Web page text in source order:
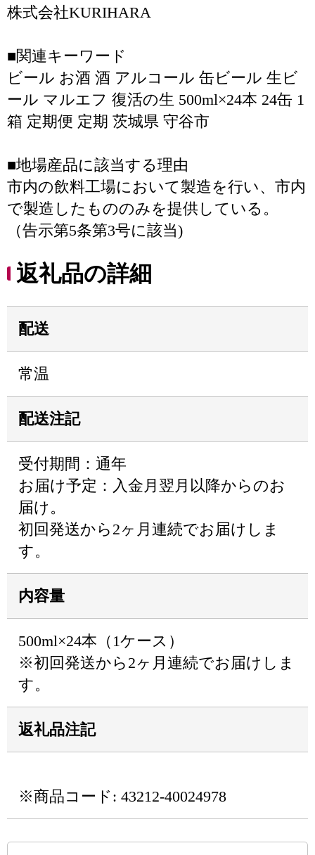
株式会社KURIHARA
■関連キーワード
ビール お酒 酒 アルコール 缶ビール 生ビ
ール マルエフ 復活の生 500ml×24本 24缶 1
箱 定期便 定期 茨城県 守谷市
■地場産品に該当する理由
市内の飲料工場において製造を行い、市内
で製造したもののみを提供している。
（告示第5条第3号に該当)
返礼品の詳細
配送
常温
配送注記
受付期間：通年
お届け予定：入金月翌月以降からのお
届け。
初回発送から2ヶ月連続でお届けしま
す。
内容量
500ml×24本（1ケース）
※初回発送から2ヶ月連続でお届けしま
す。
返礼品注記
※商品コード: 43212-40024978